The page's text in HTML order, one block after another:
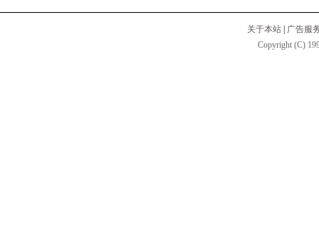
关于本站
广告服
Copyright (C)